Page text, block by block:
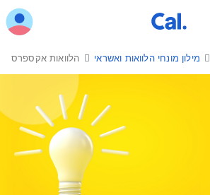
לקוח Diners Club כאל לעסקיםמילון מונחי הלוואות ואשראי הלוואות אקספרס